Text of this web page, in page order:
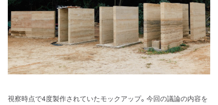
視察時点で4度製作されていたモックアップ。今回の議論の内容を